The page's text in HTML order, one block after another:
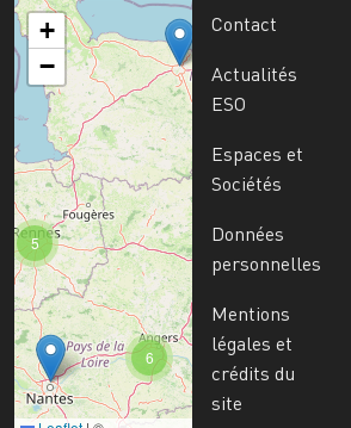
6
5
+
−
Contact
Actualités
ESO
Espaces et
Sociétés
Données
personnelles
Mentions
légales et
crédits du
site